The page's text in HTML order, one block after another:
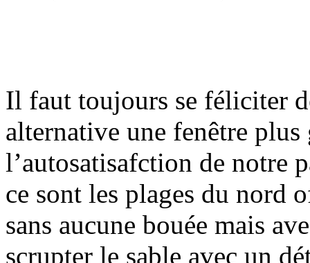
Il faut toujours se féliciter
alternative une fenêtre plus
l’autosatisafction de notre
ce sont les plages du nord
sans aucune bouée mais
scrupter le sable avec un